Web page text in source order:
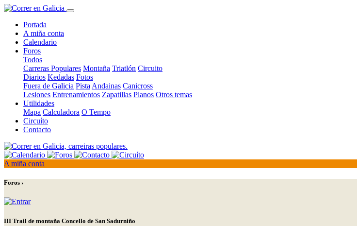
Portada
A miña conta
Calendario
Foros
Todos
Carreras Populares Montaña Triatlón Circuito
Diarios Kedadas Fotos
Fuera de Galicia Pista Andainas Canicross
Lesiones Entrenamientos Zapatillas Planos Otros temas
Utilidades
Mapa Calculadora O Tempo
Circuíto
Contacto
A miña conta
Foros ›
III Trail de montaña Concello de San Sadurniño